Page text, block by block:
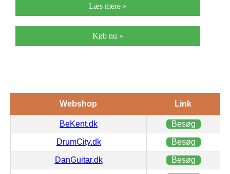
Læs mere »
Køb nu »
Webshop Link
BeKent.dk Besøg
DrumCity.dk Besøg
DanGuitar.dk Besøg